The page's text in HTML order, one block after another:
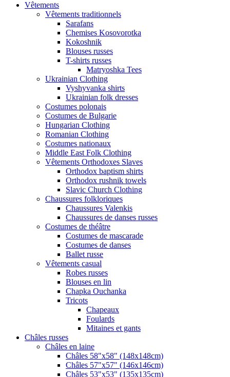
Vêtements
Vêtements traditionnels
Sarafans
Chemises Kosovorotka
Kokoshnik
Blouses russes
T-shirts russes
Matryoshka Tees
Ukrainian Clothing
Vyshyvanka shirts
Ukrainian folk dresses
Costumes polonais
Costumes de Bulgarie
Hungarian Clothing
Romanian Clothing
Costumes nationaux
Middle East Folk Clothing
Vêtements Orthodoxes Slaves
Orthodox baptism shirts
Orthodox rushnik towels
Slavic Church Clothing
Chaussures folkloriques
Chaussures Valenkis
Chaussures de danses russes
Costumes de théâtre
Costumes de mascarade
Costumes de danses
Ballet russe
Vêtements casual
Robes russes
Blouses en lin
Chapka Ouchanka
Tricots
Chapeaux
Foulards
Mitaines et gants
Châles russes
Châles en laine
Châles 58"x58" (148x148cm)
Châles 57"x57" (146x146cm)
Châles 53"x53" (135x135cm)